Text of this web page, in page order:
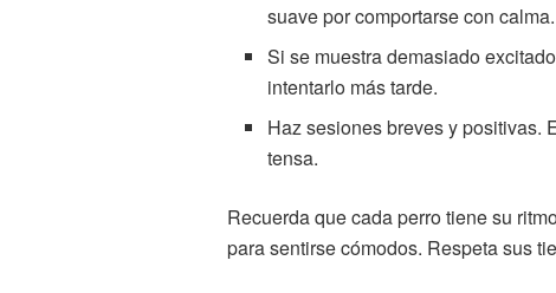
suave por comportarse con calma.
Si se muestra demasiado
intentarlo más tarde.
Haz sesiones breves y positivas.
tensa.
Recuerda que cada perro tiene su
para sentirse cómodos. Respeta sus